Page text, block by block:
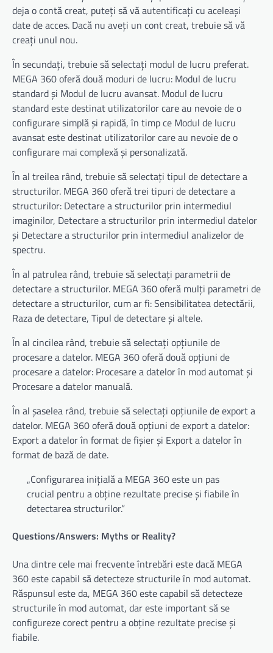
deja o contă creat, puteți să vă autentificați cu aceleași
date de acces. Dacă nu aveți un cont creat, trebuie să vă
creați unul nou.
În secundați, trebuie să selectați modul de lucru preferat.
MEGA 360 oferă două moduri de lucru: Modul de lucru
standard și Modul de lucru avansat. Modul de lucru
standard este destinat utilizatorilor care au nevoie de o
configurare simplă și rapidă, în timp ce Modul de lucru
avansat este destinat utilizatorilor care au nevoie de o
configurare mai complexă și personalizată.
În al treilea rând, trebuie să selectați tipul de detectare a
structurilor. MEGA 360 oferă trei tipuri de detectare a
structurilor: Detectare a structurilor prin intermediul
imaginilor, Detectare a structurilor prin intermediul datelor
și Detectare a structurilor prin intermediul analizelor de
spectru.
În al patrulea rând, trebuie să selectați parametrii de
detectare a structurilor. MEGA 360 oferă mulți parametri de
detectare a structurilor, cum ar fi: Sensibilitatea detectării,
Raza de detectare, Tipul de detectare și altele.
În al cincilea rând, trebuie să selectați opțiunile de
procesare a datelor. MEGA 360 oferă două opțiuni de
procesare a datelor: Procesare a datelor în mod automat și
Procesare a datelor manuală.
În al șaselea rând, trebuie să selectați opțiunile de export a
datelor. MEGA 360 oferă două opțiuni de export a datelor:
Export a datelor în format de fișier și Export a datelor în
format de bază de date.
„Configurarea inițială a MEGA 360 este un pas
crucial pentru a obține rezultate precise și fiabile în
detectarea structurilor.”
Questions/Answers: Myths or Reality?
Una dintre cele mai frecvente întrebări este dacă MEGA
360 este capabil să detecteze structurile în mod automat.
Răspunsul este da, MEGA 360 este capabil să detecteze
structurile în mod automat, dar este important să se
configureze corect pentru a obține rezultate precise și
fiabile.